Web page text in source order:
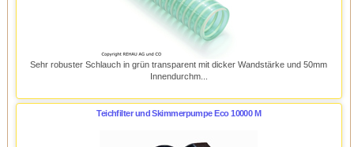
Sehr robuster Schlauch in grün transparent mit dicker Wandstärke und 50mm
Innendurchm...
Teichfilter und Skimmerpumpe Eco 10000 M